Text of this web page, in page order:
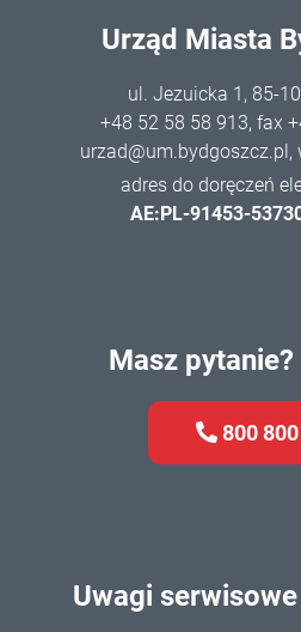
Urząd Miasta
ul. Jezuicka 1, 85-
+48 52 58 58 913, fax
urzad@um.bydgoszcz.pl,
adres do doręczeń
AE:PL-91453-
Masz
800
Uwagi